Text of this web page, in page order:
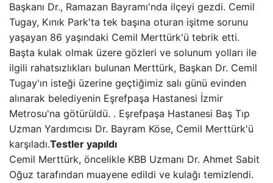
Başkanı Dr., Ramazan Bayramı'nda ilçeyi gezdi. Cemil
Tugay, Kınık Park'ta tek başına oturan işitme sorunu
yaşayan 86 yaşındaki Cemil Merttürk'ü tebrik etti.
Başta kulak olmak üzere gözleri ve solunum yolları ile
ilgili rahatsızlıkları bulunan Merttürk, Başkan Dr. Cemil
Tugay'ın isteği üzerine geçtiğimiz salı günü evinden
alınarak belediyenin Eşrefpaşa Hastanesi İzmir
Metrosu'na götürüldü. . Eşrefpaşa Hastanesi Baş Tıp
Uzman Yardımcısı Dr. Bayram Köse, Cemil Merttürk'ü
karşıladı.Testler yapıldı
Cemil Merttürk, öncelikle KBB Uzmanı Dr. Ahmet Sabit
Oğuz tarafından muayene edildi ve kulağı temizlendi.